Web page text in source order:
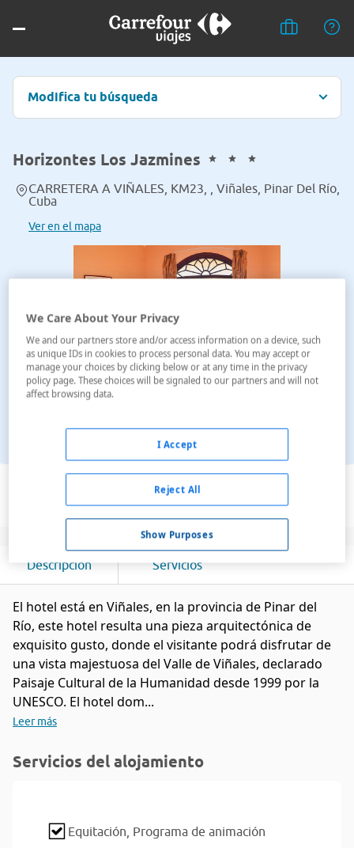
Modifica tu búsqueda
Horizontes Los Jazmines
CARRETERA A VIÑALES, KM23, , Viñales, Pinar Del Río,
Cuba
Ver en el mapa
Ver en el mapa
Descripción Servicios
El hotel está en Viñales, en la provincia de Pinar del
Río, este hotel resulta una pieza arquitectónica de
exquisito gusto, donde el visitante podrá disfrutar de
una vista majestuosa del Valle de Viñales, declarado
Paisaje Cultural de la Humanidad desde 1999 por la
UNESCO. El hotel dom...
Leer más
Servicios del alojamiento
Equitación, Programa de animación
We Care About Your Privacy
We and our partners store and/or access information on a device, such
as unique IDs in cookies to process personal data. You may accept or
manage your choices by clicking below or at any time in the privacy
policy page. These choices will be signaled to our partners and will not
affect browsing data.
Show Purposes
Reject All
I Accept